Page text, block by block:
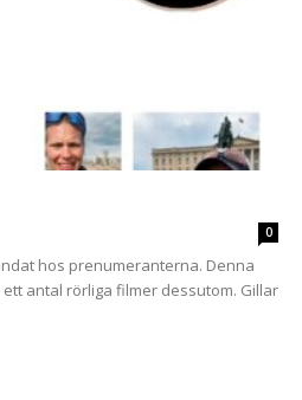
0
hos prenumeranterna. Denna
antal rörliga filmer dessutom. Gillar